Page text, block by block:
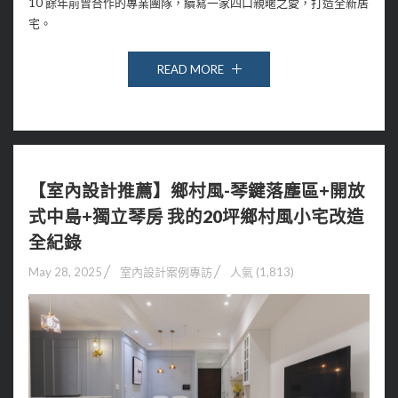
宅。
READ MORE
【室內設計推薦】鄉村風-琴鍵落塵區+開放
式中島+獨立琴房 我的20坪鄉村風小宅改造
全紀錄
May 28, 2025 室內設計案例專訪 人氣 (1,813)